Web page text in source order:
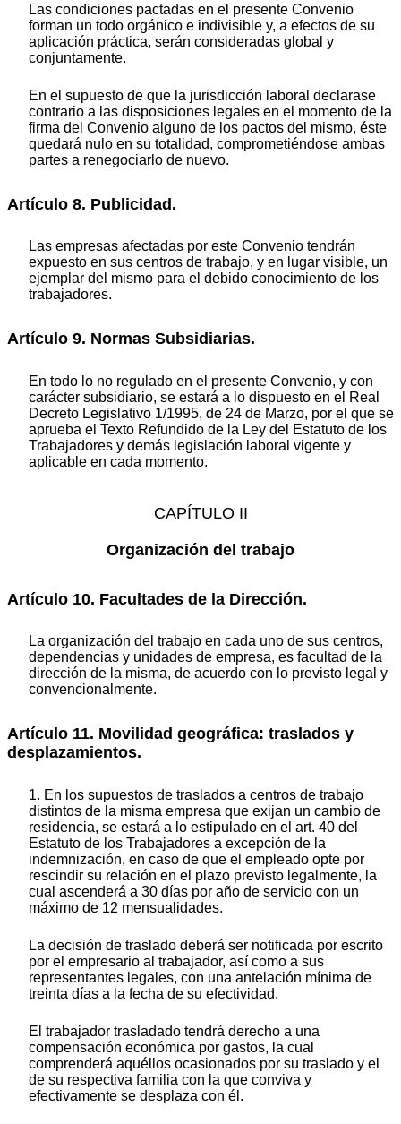
Las condiciones pactadas en el presente Convenio
forman un todo orgánico e indivisible y, a efectos de su
aplicación práctica, serán consideradas global y
conjuntamente.
En el supuesto de que la jurisdicción laboral declarase
contrario a las disposiciones legales en el momento de la
firma del Convenio alguno de los pactos del mismo, éste
quedará nulo en su totalidad, comprometiéndose ambas
partes a renegociarlo de nuevo.
Artículo 8. Publicidad.
Las empresas afectadas por este Convenio tendrán
expuesto en sus centros de trabajo, y en lugar visible, un
ejemplar del mismo para el debido conocimiento de los
trabajadores.
Artículo 9. Normas Subsidiarias.
En todo lo no regulado en el presente Convenio, y con
carácter subsidiario, se estará a lo dispuesto en el Real
Decreto Legislativo 1/1995, de 24 de Marzo, por el que se
aprueba el Texto Refundido de la Ley del Estatuto de los
Trabajadores y demás legislación laboral vigente y
aplicable en cada momento.
CAPÍTULO II
Organización del trabajo
Artículo 10. Facultades de la Dirección.
La organización del trabajo en cada uno de sus centros,
dependencias y unidades de empresa, es facultad de la
dirección de la misma, de acuerdo con lo previsto legal y
convencionalmente.
Artículo 11. Movilidad geográfica: traslados y
desplazamientos.
1. En los supuestos de traslados a centros de trabajo
distintos de la misma empresa que exijan un cambio de
residencia, se estará a lo estipulado en el art. 40 del
Estatuto de los Trabajadores a excepción de la
indemnización, en caso de que el empleado opte por
rescindir su relación en el plazo previsto legalmente, la
cual ascenderá a 30 días por año de servicio con un
máximo de 12 mensualidades.
La decisión de traslado deberá ser notificada por escrito
por el empresario al trabajador, así como a sus
representantes legales, con una antelación mínima de
treinta días a la fecha de su efectividad.
El trabajador trasladado tendrá derecho a una
compensación económica por gastos, la cual
comprenderá aquéllos ocasionados por su traslado y el
de su respectiva familia con la que conviva y
efectivamente se desplaza con él.